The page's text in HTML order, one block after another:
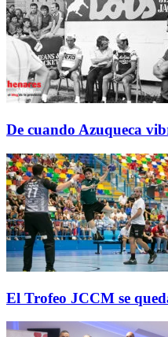
De cuando Azuqueca
El Trofeo JCCM se